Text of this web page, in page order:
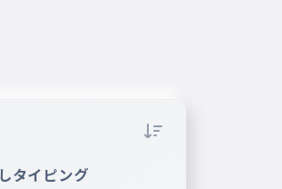
タイピング